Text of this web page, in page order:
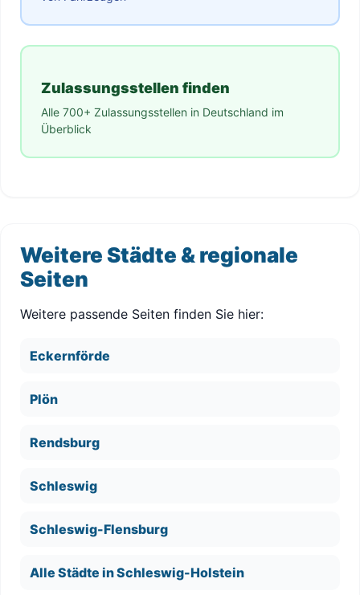
Zulassungsstellen finden
Alle 700+ Zulassungsstellen in Deutschland im
Überblick
Weitere Städte & regionale
Seiten
Weitere passende Seiten finden Sie hier:
Eckernförde
Plön
Rendsburg
Schleswig
Schleswig-Flensburg
Alle Städte in Schleswig-Holstein